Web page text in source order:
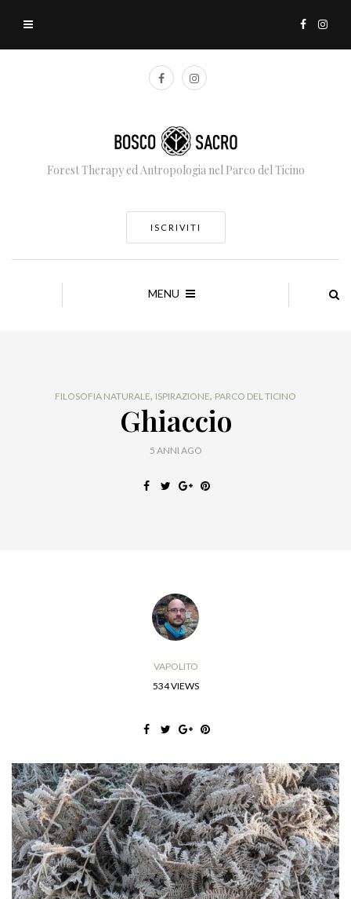
Forest Therapy ed Antropologia nel Parco del Ticino
ISCRIVITI
MENU
FILOSOFIA NATURALE, ISPIRAZIONE, PARCO DEL TICINO
Ghiaccio
5 ANNI AGO
VAPOLITO
534 VIEWS